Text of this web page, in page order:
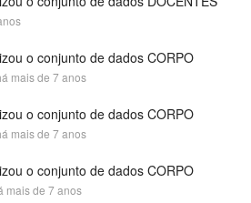
o conjunto de dados CORPO
mais de 7 anos
o conjunto de dados CORPO
mais de 7 anos
o conjunto de dados CORPO
mais de 7 anos